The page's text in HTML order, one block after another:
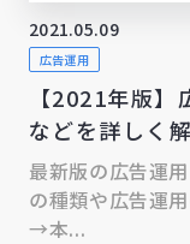
2021.05.09
広告運用
【2021年版
などを詳しく
最新版の広告運
の種類や広告運
→本...